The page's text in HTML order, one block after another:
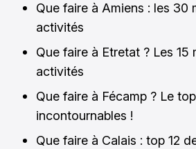
Que faire à Amiens : les 30
activités
Que faire à Etretat ? Les 15
activités
Que faire à Fécamp ? Le
incontournables !
Que faire à Calais : top 12